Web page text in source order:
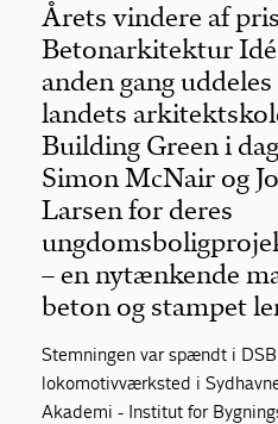
Årets vindere af
Betonarkitektur
anden gang
landets
Building Green i
Simon McNair og
Larsen for deres
– en nytænkende
beton og stampet
Stemningen var spændt i
lokomotivværksted i
Akademi - Institut for